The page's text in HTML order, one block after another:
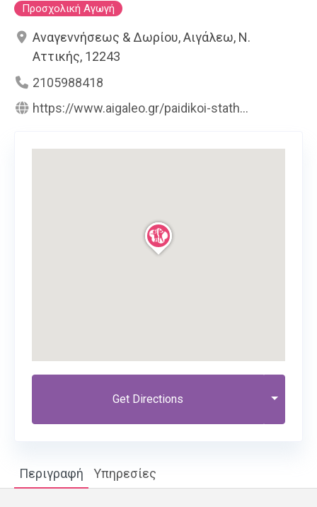
Προσχολική Αγωγή
Αναγεννήσεως & Δωρίου, Αιγάλεω, Ν.
Αττικής, 12243
2105988418
https://www.aigaleo.gr/paidikoi-stath...
Get Directions
Περιγραφή Υπηρεσίες